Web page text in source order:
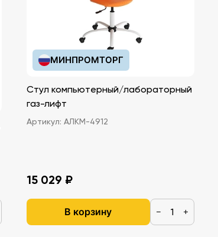
МИНПРОМТОРГ
Стул компьютерный/лабораторный
газ-лифт
Артикул: АЛКМ-4912
15 029 ₽
В корзину − +